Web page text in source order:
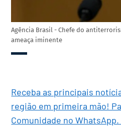
Agência Brasil - Chefe do
ameaça iminente
Receba as principais
região em primeira mão!
Comunidade no